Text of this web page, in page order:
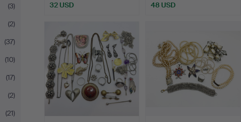
(3)
(2)
(37)
(10)
(17)
(2)
(21)
32 USD 48 USD